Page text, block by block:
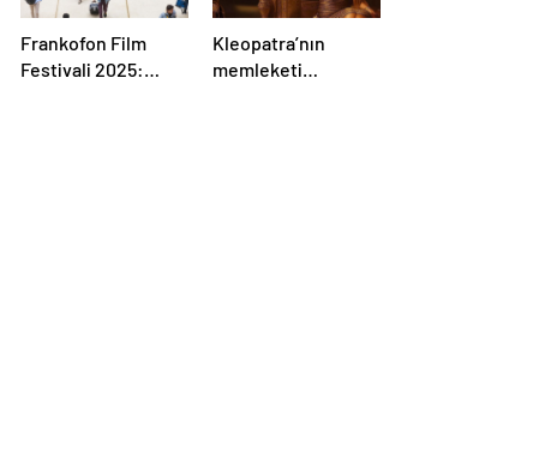
Frankofon Film
Festivali 2025:
Kleopatra’nın
memleketi